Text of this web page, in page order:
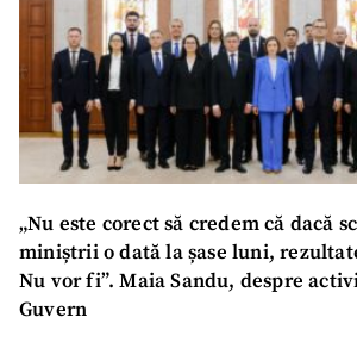
„Nu este corect să credem că dacă
miniștrii o dată la șase luni,
Nu vor fi”. Maia Sandu, despre
Guvern